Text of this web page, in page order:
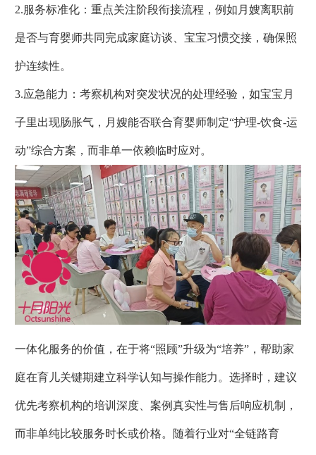
2.服务标准化：重点关注阶段衔接流程，例如月嫂离职前
是否与育婴师共同完成家庭访谈、宝宝习惯交接，确保照
护连续性。
3.应急能力：考察机构对突发状况的处理经验，如宝宝月
子里出现肠胀气，月嫂能否联合育婴师制定“护理-饮食-运
动”综合方案，而非单一依赖临时应对。
一体化服务的价值，在于将“照顾”升级为“培养”，帮助家
庭在育儿关键期建立科学认知与操作能力。选择时，建议
优先考察机构的培训深度、案例真实性与售后响应机制，
而非单纯比较服务时长或价格。随着行业对“全链路育